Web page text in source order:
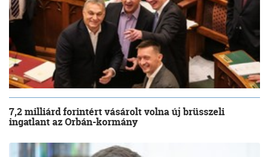
7,2 milliárd forintért vásárolt volna új brüsszeli
ingatlant az Orbán-kormány